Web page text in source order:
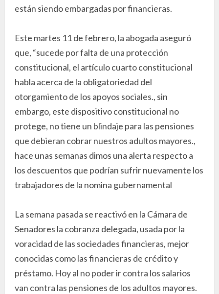
están siendo embargadas por financieras.
Este martes 11 de febrero, la abogada aseguró
que, “sucede por falta de una protección
constitucional, el artículo cuarto constitucional
habla acerca de la obligatoriedad del
otorgamiento de los apoyos sociales., sin
embargo, este dispositivo constitucional no
protege, no tiene un blindaje para las pensiones
que debieran cobrar nuestros adultos mayores.,
hace unas semanas dimos una alerta respecto a
los descuentos que podrían sufrir nuevamente los
trabajadores de la nomina gubernamental
La semana pasada se reactivó en la Cámara de
Senadores la cobranza delegada, usada por la
voracidad de las sociedades financieras, mejor
conocidas como las financieras de crédito y
préstamo. Hoy al no poder ir contra los salarios
van contra las pensiones de los adultos mayores.